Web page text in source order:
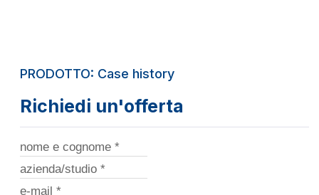
PRODOTTO: Case history
Richiedi un'offerta